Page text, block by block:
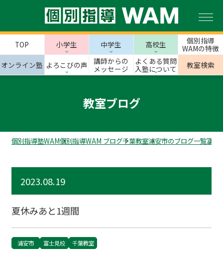
TOP 小学生 中学生 高校生
個別指導
WAMの特徴
オンライン塾 よろこびの声
講師からの
メッセージ
よくある質問
入塾について
教室検索
教室ブログ
個別指導塾WAM個別指導WAM ブログ千葉教室浦安市のブログ一覧富士
2023.08.19
夏休みあと1週間
浦安市 富士見校 千葉教室